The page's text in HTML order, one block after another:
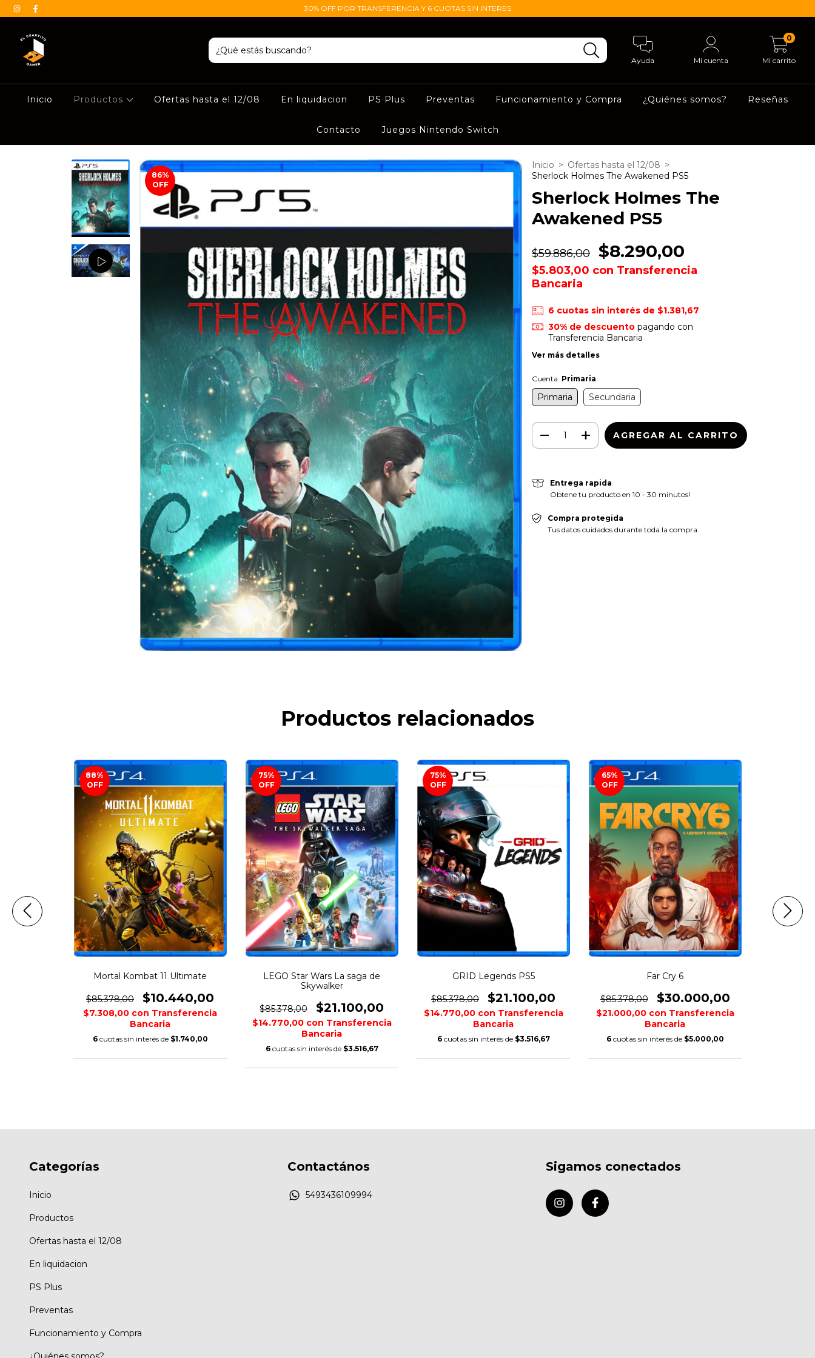
30% OFF POR TRANSFERENCIA Y 6 CUOTAS SIN INTERES
Ayuda Mi cuenta Mi carrito
0
Inicio Productos Ofertas hasta el 12/08 En liquidacion PS Plus Preventas Funcionamiento y Compra ¿Quiénes somos? Reseñas
Contacto Juegos Nintendo Switch
86%
OFF
Inicio > Ofertas hasta el 12/08 >
Sherlock Holmes The Awakened PS5
Sherlock Holmes The
Awakened PS5
$59.886,00 $8.290,00
$5.803,00 con Transferencia
Bancaria
6 cuotas sin interés de $1.381,67
30% de descuentopagando con
Transferencia Bancaria
Ver más detalles
Cuenta: Primaria
Primaria Secundaria
Entrega rapida
Obtene tu producto en 10 - 30 minutos!
Compra protegida
Tus datos cuidados durante toda la compra.
Productos relacionados
88%
OFF
Mortal Kombat 11 Ultimate
$85.378,00 $10.440,00
$7.308,00 con Transferencia
Bancaria
6 cuotas sin interés de $1.740,00
75%
OFF
LEGO Star Wars La saga de
Skywalker
$85.378,00 $21.100,00
$14.770,00 con Transferencia
Bancaria
6 cuotas sin interés de $3.516,67
75%
OFF
GRID Legends PS5
$85.378,00 $21.100,00
$14.770,00 con Transferencia
Bancaria
6 cuotas sin interés de $3.516,67
65%
OFF
Far Cry 6
$85.378,00 $30.000,00
$21.000,00 con Transferencia
Bancaria
6 cuotas sin interés de $5.000,00
Categorías
Inicio
Productos
Ofertas hasta el 12/08
En liquidacion
PS Plus
Preventas
Funcionamiento y Compra
Contactános
5493436109994
Sigamos conectados